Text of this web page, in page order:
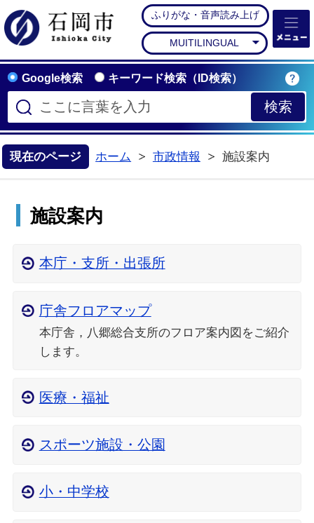
石岡市公式ホームペー
ふりがな・音声読み上げ
MUITILINGUAL
Google検索 キーワード検索（ID検索）
現在のページ ホーム
市政情報
施設案内
施設案内
本庁・支所・出張所
庁舎フロアマップ
本庁舎，八郷総合支所のフロア案内図をご紹介
します。
医療・福祉
スポーツ施設・公園
小・中学校